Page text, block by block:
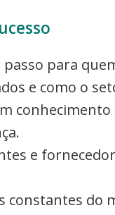
para
e como o
e
constantes do